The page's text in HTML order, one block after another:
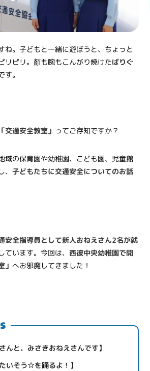
ね。子どもと一緒に遊ぼうと、ちょっと
リピリ。顏も腕もこんがり焼けたばりぐ
す。
「交通安全教室」 ってご存知ですか？
域の保育園や幼稚園、こども園、児童館
子どもたちに交通安全についてのお話
安全指導員として新人おねえさん2名が就
います。今回は、 西彼中央幼稚園で開
」 へお邪魔してきました！
んと、みさきおねえさんです】
いそう☆を踊るよ！】